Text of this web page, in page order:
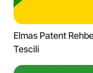
Elmas Patent
Tescili